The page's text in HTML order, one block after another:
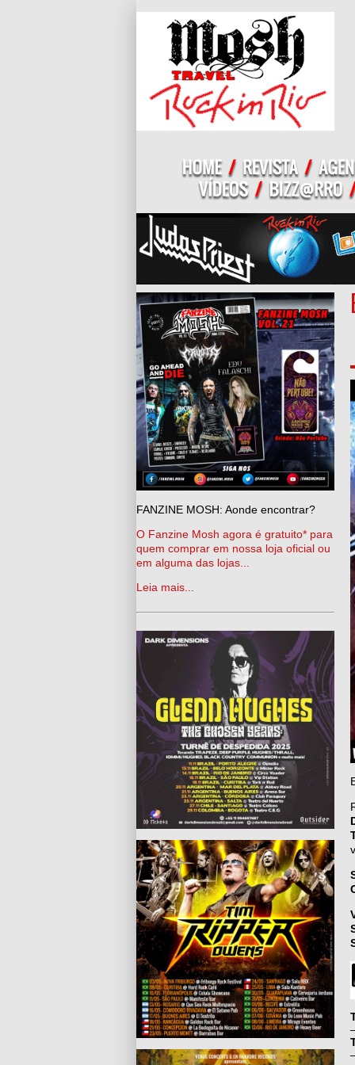
FANZINE MOSH: Aonde encontrar?
O Fanzine Mosh agora é gratuito* para
quem comprar em nossa loja oficial ou
em alguma das lojas...
Leia mais...